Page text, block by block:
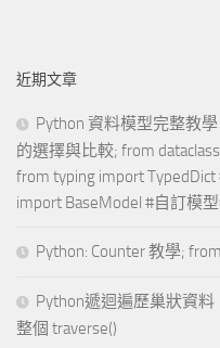
近期文章
Python 資料模型完整教學
的選擇與比較; from
from typing import
import BaseModel #自訂模
Python: Counter 教學;
Python遞迴遍歷巢狀資
整個 traverse()